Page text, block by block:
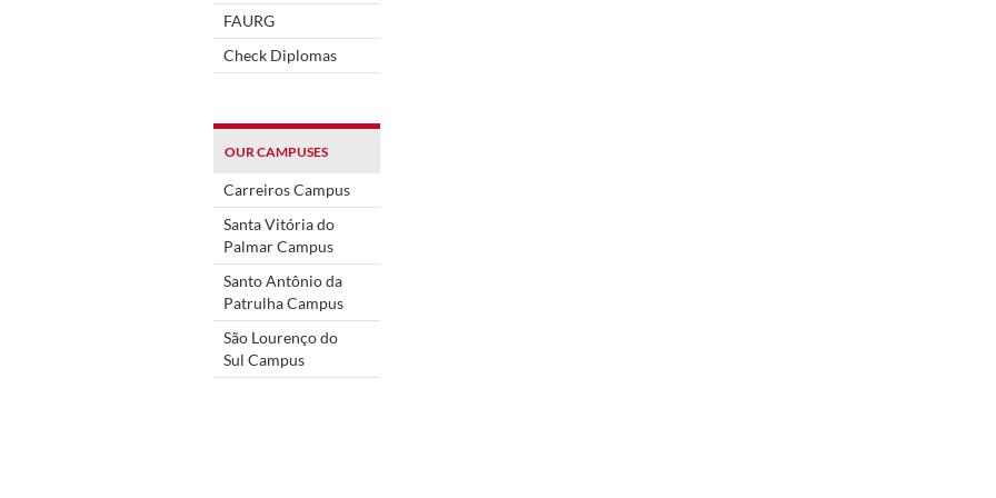
FAURG
Check Diplomas
OUR CAMPUSES
Carreiros Campus
Santa Vitória do
Palmar Campus
Santo Antônio da
Patrulha Campus
São Lourenço do
Sul Campus